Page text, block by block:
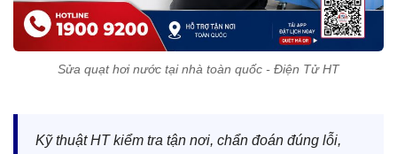
Sửa quạt hơi nước tại nhà toàn quốc - Điện Tử HT
Kỹ thuật HT kiểm tra tận nơi, chẩn đoán đúng lỗi,